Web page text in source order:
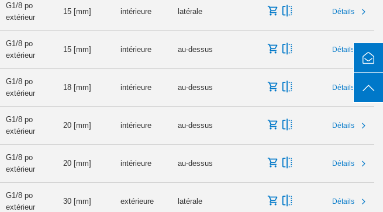
G1/8 po
extérieur
15 [mm] intérieure latérale Détails
G1/8 po
extérieur
15 [mm] intérieure au-dessus Détails
G1/8 po
extérieur
18 [mm] intérieure au-dessus Détails
G1/8 po
extérieur
20 [mm] intérieure au-dessus Détails
G1/8 po
extérieur
20 [mm] intérieure au-dessus Détails
G1/8 po
extérieur
30 [mm] extérieure latérale Détails